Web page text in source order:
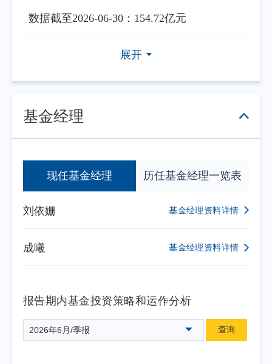
数据截至2026-06-30：154.72亿元
展开
基金经理
现任基金经理 历任基金经理一览表
刘依姗 基金经理资料详情
成曦 基金经理资料详情
报告期内基金投资策略和运作分析
2026年6月/季报 查询